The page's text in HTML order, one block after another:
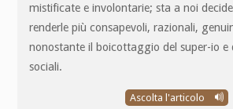
mistificate e involontarie; sta a noi
renderle più consapevoli, razionali,
nonostante il boicottaggio del super-io e
sociali.
Ascolta l'articolo